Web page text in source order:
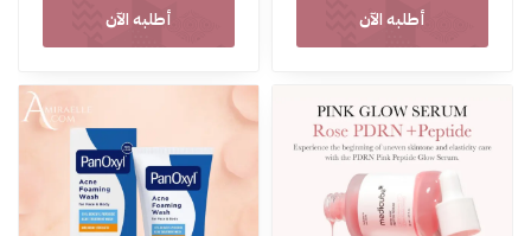
أطلبه الآن أطلبه الآن